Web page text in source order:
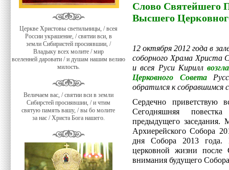
Церкве Христовы светильницы, / всея
России украшение, / святии вси, в
земли Сибиристей просиявшии, /
Владыку всех молите / мир
вселенней даровати / и душам нашим велию
милость.
Величаем вас, / святии вси в земли
Сибирстей просиявшии, / и чтим
святую память вашу, / вы бо молите
за нас / Христа Бога нашего.
Слово Святейшего
Высшего
12 октября 2012 года в
соборного Храма Христа
и всея Руси Кирилл
Церковного Совета
обратился к собравшимся
Сердечно приветствую
Сегодняшняя
предыдущего
Архиерейского Собора
дня Собора 2013 года.
церковной жизни после
внимания будущего